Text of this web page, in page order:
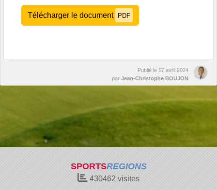
Télécharger le document PDF
Publié le 17 avril 2024
par Jean-Christophe BOUJON
SPORTSREGIONS
430462 visites